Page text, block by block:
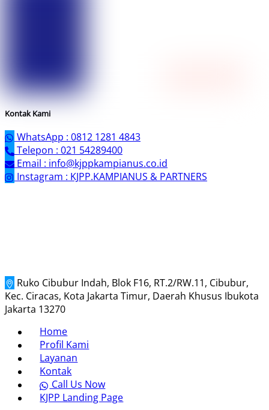
Kontak Kami
WhatsApp : 0812 1281 4843
Telepon : 021 54289400
Email : info@kjppkampianus.co.id
Instagram : KJPP.KAMPIANUS & PARTNERS
Ruko Cibubur Indah, Blok F16, RT.2/RW.11, Cibubur,
Kec. Ciracas, Kota Jakarta Timur, Daerah Khusus Ibukota
Jakarta 13270
Home
Profil Kami
Layanan
Kontak
Call Us Now
KJPP Landing Page